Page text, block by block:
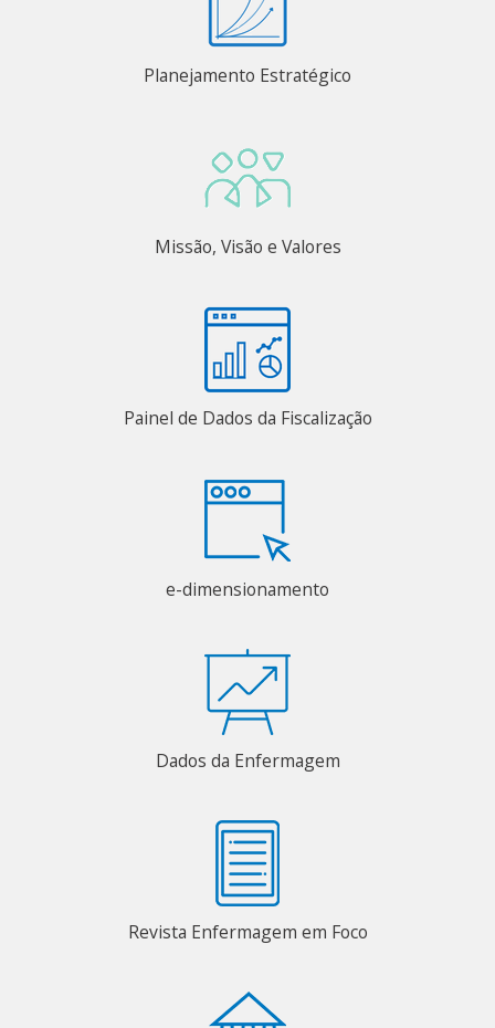
Planejamento Estratégico
Missão, Visão e Valores
Painel de Dados da Fiscalização
e-dimensionamento
Dados da Enfermagem
Revista Enfermagem em Foco